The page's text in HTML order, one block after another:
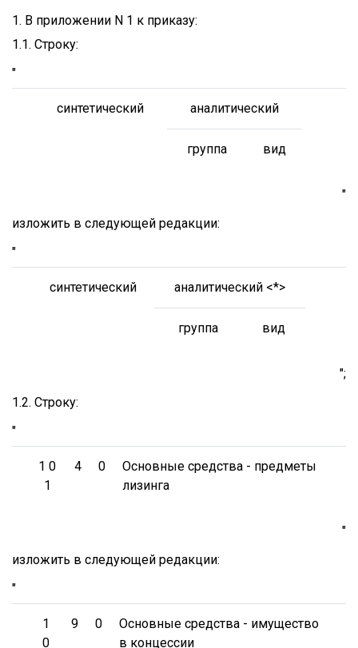
1. В приложении N 1 к приказу:
1.1. Строку:
"
синтетический аналитический
группа вид
"
изложить в следующей редакции:
"
синтетический аналитический <*>
группа вид
";
1.2. Строку:
"
1 0
1
4 0
Основные средства - предметы
лизинга
"
изложить в следующей редакции:
"
1
0
9 0
Основные средства - имущество
в концессии